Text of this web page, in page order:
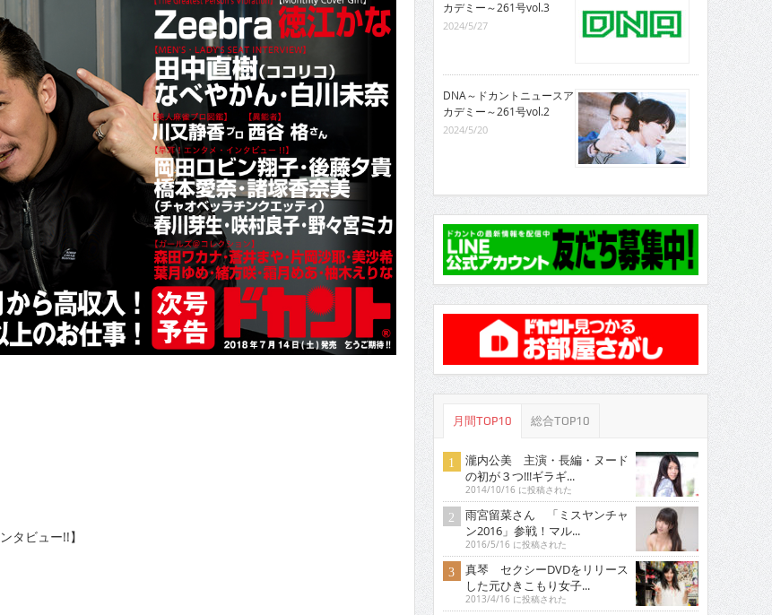
タビュー!!】
カデミー～261号vol.3
2024/5/27
DNA～ドカントニュースア
カデミー～261号vol.2
2024/5/20
月間TOP10 総合TOP10
瀧内公美 主演・長編・ヌード
の初が３つ!!!ギラギ...
2014/10/16 に投稿された
雨宮留菜さん 「ミスヤンチャ
ン2016」参戦！マル...
2016/5/16 に投稿された
真琴 セクシーDVDをリリース
した元ひきこもり女子...
2013/4/16 に投稿された